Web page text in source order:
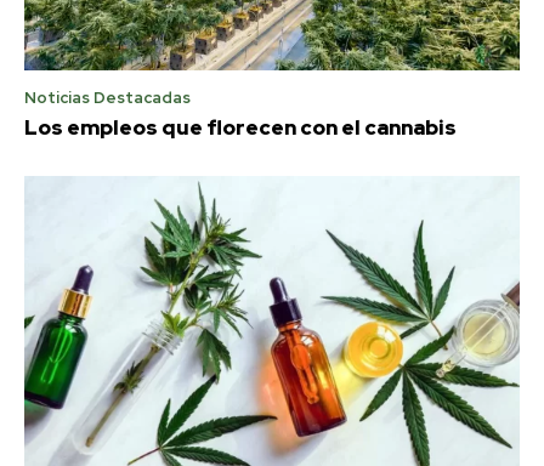
Noticias Destacadas
Los empleos que florecen con el cannabis